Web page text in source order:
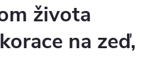
života
na zeď,